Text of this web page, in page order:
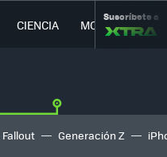
CIENCIA MOVILIDAD
Suscríbete a
Fallout Generación Z